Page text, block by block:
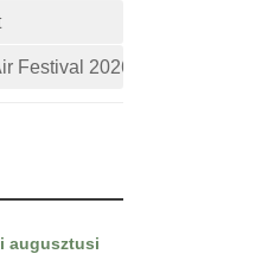
Festival 2026:
augusztusi